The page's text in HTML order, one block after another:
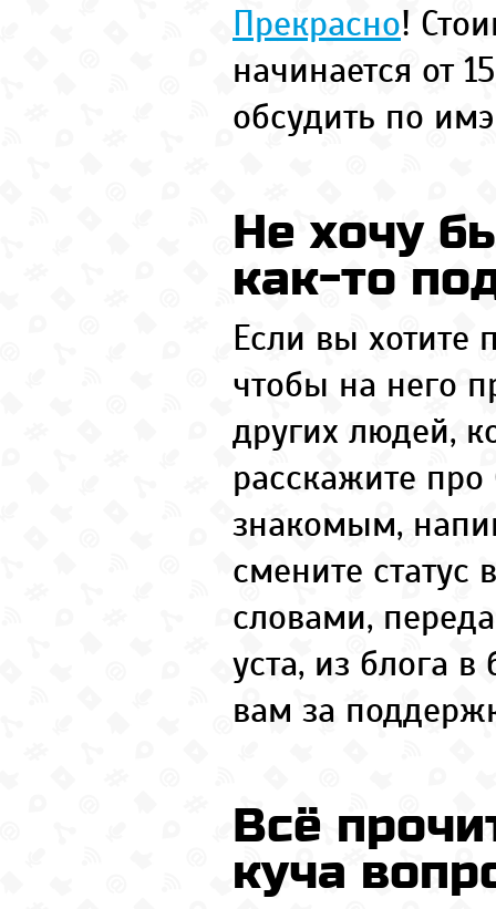
Прекрасно!
начинается от
обсудить по
Не хочу
как-то
Если вы хотите
чтобы на него
других людей,
расскажите
знакомым,
смените статус
словами,
уста, из блога
вам за
Всё
куча